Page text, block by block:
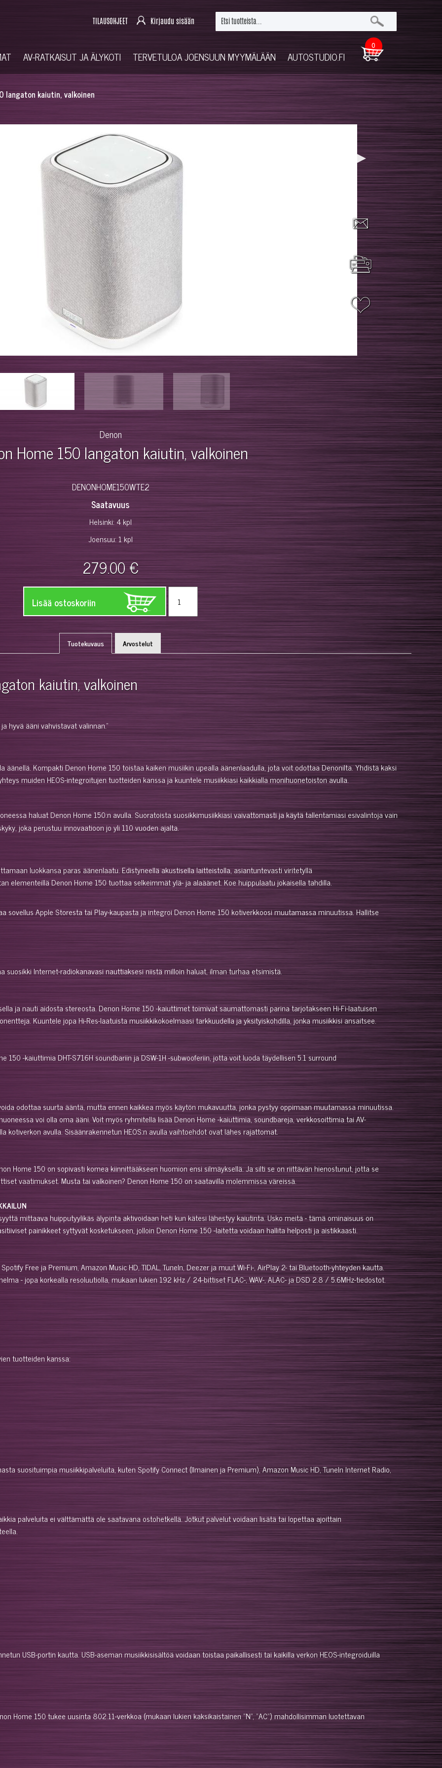
Kirjaudu sisään
TILAUSOHJEET
AV-RATKAISUT JA ÄLYKOTI TERVETULOA JOENSUUN MYYMÄLÄÄN AUTOSTUDIO.FI
0
langaton kaiutin, valkoinen
▶
Denon
Home 150 langaton kaiutin, valkoinen
DENONHOME150WTE2
Saatavuus
Helsinki: 4 kpl
Joensuu: 1 kpl
279.00 €
Lisää ostoskoriin
Tuotekuvaus Arvostelut
kaiutin, valkoinen
hyvä ääni vahvistavat valinnan."
Kompakti Denon Home 150 toistaa kaiken musiikin upealla äänenlaadulla, jota voit odottaa Denonilta. Yhdistä kaksi
muiden HEOS-integroitujen tuotteiden kanssa ja kuuntele musiikkiasi kaikkialla monihuonetoiston avulla.
haluat Denon Home 150:n avulla. Suoratoista suosikkimusiikkiasi vaivattomasti ja käytä tallentamiasi esivalintoja vain
joka perustuu innovaatioon jo yli 110 vuoden ajalta.
luokkansa paras äänenlaatu. Edistyneellä akustisella laitteistolla, asiantuntevasti viritetyllä
elementeillä Denon Home 150 tuottaa selkeimmät ylä- ja alaäänet. Koe huippulaatu jokaisella tahdilla.
sovellus Apple Storesta tai Play-kaupasta ja integroi Denon Home 150 kotiverkkoosi muutamassa minuutissa. Hallitse
suosikki Internet-radiokanavasi nauttiaksesi niistä milloin haluat, ilman turhaa etsimistä.
ja nauti aidosta stereosta. Denon Home 150 -kaiuttimet toimivat saumattomasti parina tarjotakseen Hi-Fi-laatuisen
Kuuntele jopa Hi-Res-laatuista musiikkikokoelmaasi tarkkuudella ja yksityiskohdilla, jonka musiikkisi ansaitsee.
-kaiuttimia DHT-S716H soundbariin ja DSW-1H -subwooferiin, jotta voit luoda täydellisen 5.1 surround
odottaa suurta ääntä, mutta ennen kaikkea myös käytön mukavuutta, jonka pystyy oppimaan muutamassa minuutissa.
voi olla oma ääni. Voit myös ryhmitellä lisää Denon Home -kaiuttimia, soundbareja, verkkosoittimia tai AV-
avulla. Sisäänrakennetun HEOS:n avulla vaihtoehdot ovat lähes rajattomat.
Home 150 on sopivasti komea kiinnittääkseen huomion ensi silmäyksellä. Ja silti se on riittävän hienostunut, jotta se
vaatimukset. Musta tai valkoinen? Denon Home 150 on saatavilla molemmissa väreissä.
mittaava huipputyylikäs älypinta aktivoidaan heti kun kätesi lähestyy kaiutinta. Usko meitä - tämä ominaisuus on
painikkeet syttyvät kosketukseen, jolloin Denon Home 150 -laitetta voidaan hallita helposti ja aistikkaasti.
Free ja Premium, Amazon Music HD, TIDAL, TuneIn, Deezer ja muut Wi-Fi-, AirPlay 2- tai Bluetooth-yhteyden kautta.
- jopa korkealla resoluutiolla, mukaan lukien 192 kHz / 24-bittiset FLAC-, WAV-, ALAC- ja DSD 2.8 / 5.6MHz-tiedostot.
tuotteiden kanssa:
suosituimpia musiikkipalveluita, kuten Spotify Connect (Ilmainen ja Premium), Amazon Music HD, TuneIn Internet Radio,
palveluita ei välttämättä ole saatavana ostohetkellä. Jotkut palvelut voidaan lisätä tai lopettaa ajoittain
USB-portin kautta. USB-aseman musiikkisisältöä voidaan toistaa paikallisesti tai kaikilla verkon HEOS-integroiduilla
Home 150 tukee uusinta 802.11-verkkoa (mukaan lukien kaksikaistainen "N", "AC") mahdollisimman luotettavan